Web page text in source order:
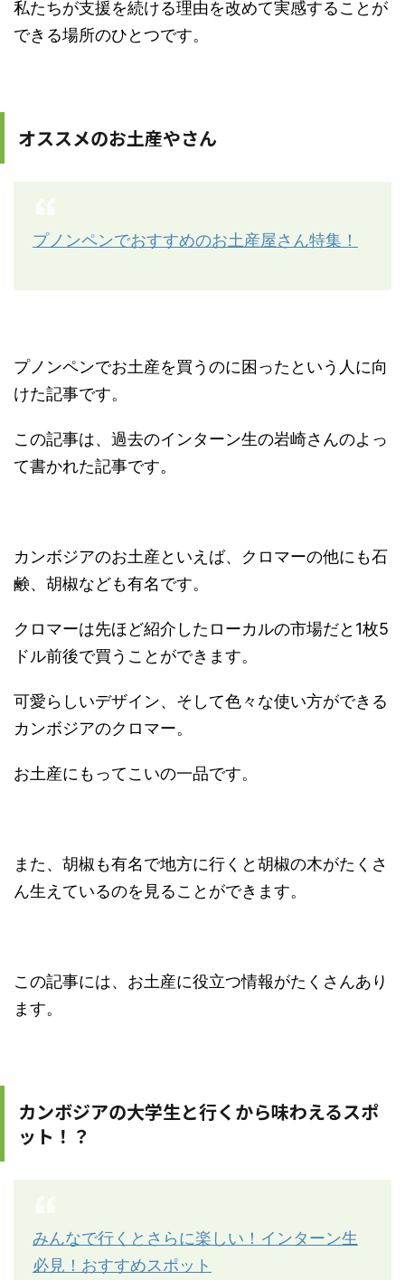
私たちが支援を続ける理由を改めて実感することが
できる場所のひとつです。
オススメのお土産やさん
プノンペンでおすすめのお土産屋さん特集！
プノンペンでお土産を買うのに困ったという人に向
けた記事です。
この記事は、過去のインターン生の岩崎さんのよっ
て書かれた記事です。
カンボジアのお土産といえば、クロマーの他にも石
鹸、胡椒なども有名です。
クロマーは先ほど紹介したローカルの市場だと1枚5
ドル前後で買うことができます。
可愛らしいデザイン、そして色々な使い方ができる
カンボジアのクロマー。
お土産にもってこいの一品です。
また、胡椒も有名で地方に行くと胡椒の木がたくさ
ん生えているのを見ることができます。
この記事には、お土産に役立つ情報がたくさんあり
ます。
カンボジアの大学生と行くから味わえるスポ
ット！？
みんなで行くとさらに楽しい！インターン生
必見！おすすめスポット